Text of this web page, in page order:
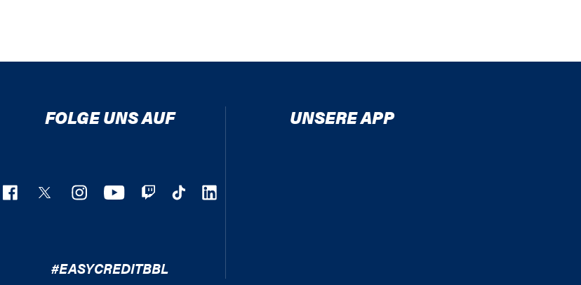
FOLGE UNS AUF
#EASYCREDITBBL
UNSERE APP